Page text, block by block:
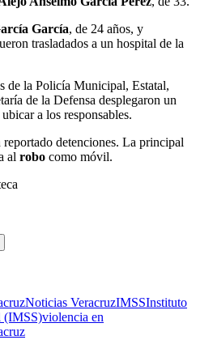
García, de 24 años, y
trasladados a un hospital de la
de la Policía Municipal, Estatal,
de la Defensa desplegaron un
a los responsables.
detenciones. La principal
al robo como móvil.
Noticias VeracruzIMSSInstituto
(IMSS)violencia en